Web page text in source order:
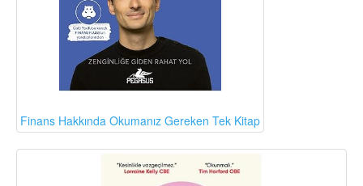
Finans Hakkında Okumanız Gereken Tek Kitap